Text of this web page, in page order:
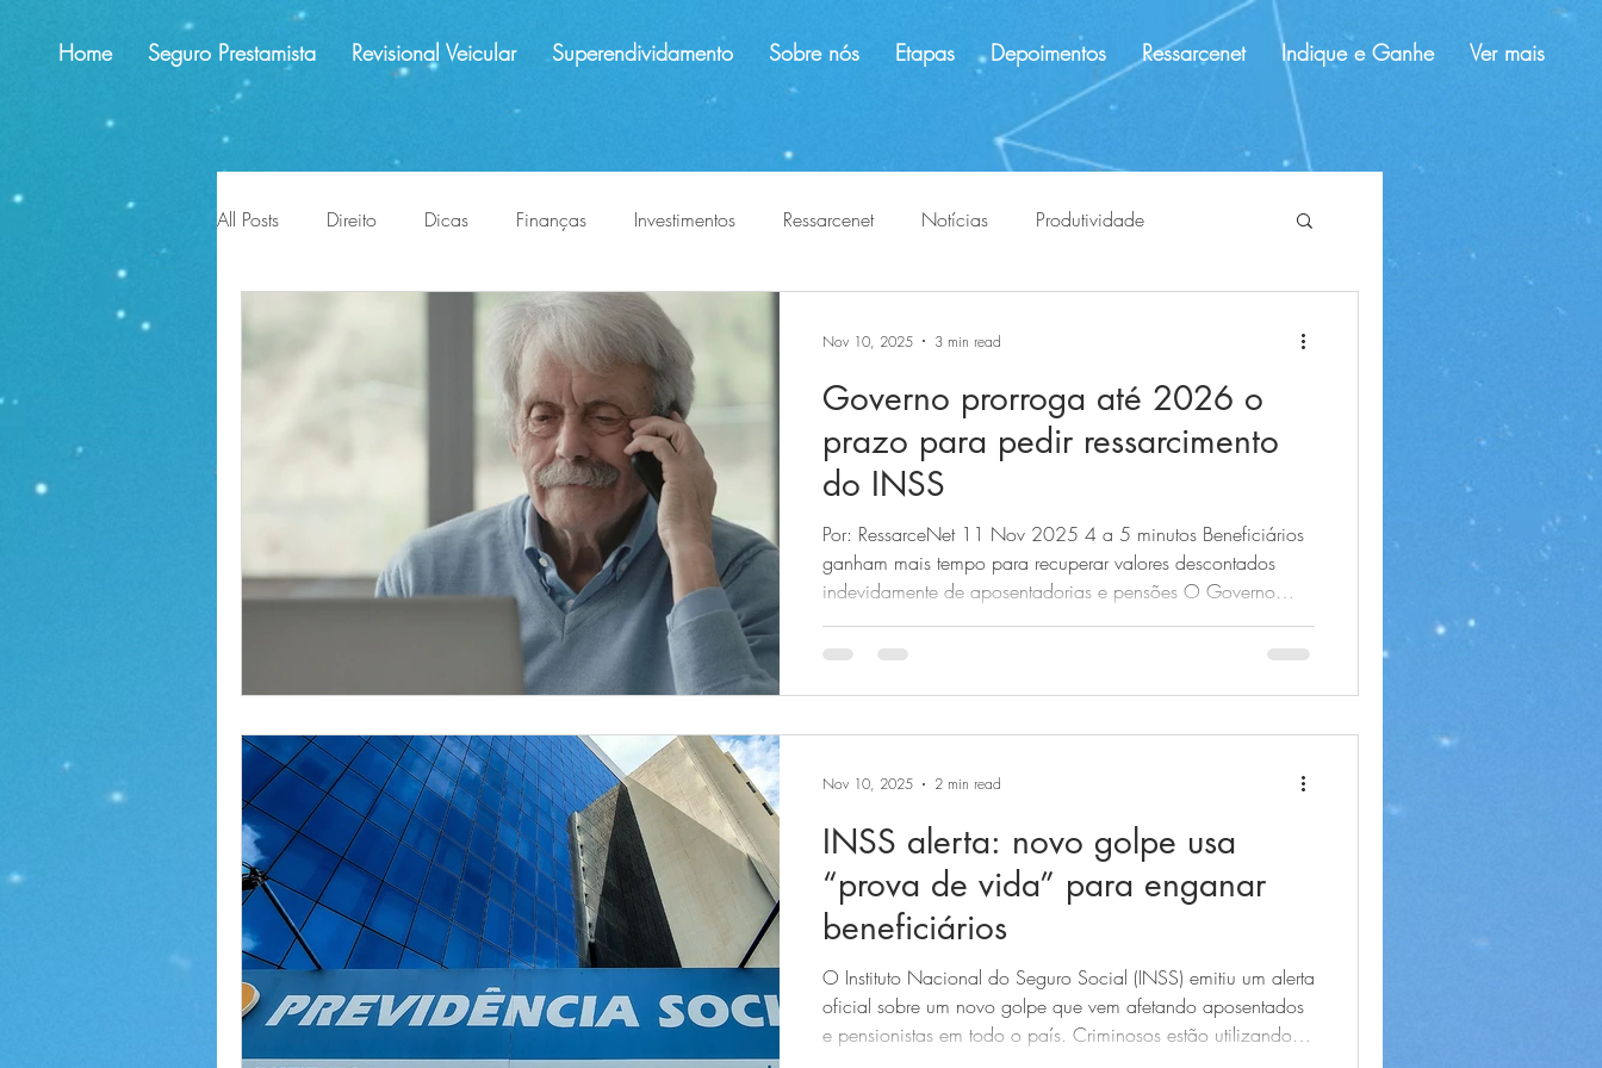
Home Seguro Prestamista Revisional Veicular Superendividamento Sobre nós Etapas Depoimentos Ressarcenet Indique e Ganhe Ver mais
All Posts Direito Dicas Finanças Investimentos Ressarcenet Notícias Produtividade
lligações indevidas
Governo prorroga até 2026 o
prazo para pedir ressarcimento
do INSS
Por: RessarceNet 11 Nov 2025 4 a 5 minutos Beneficiários
ganham mais tempo para recuperar valores descontados
indevidamente de aposentadorias e pensões O Governo
Federal anunciou a prorrogação do prazo para solicitação
de ressarcimento de valores descontados indevidamente de
devolução, segundo informações
Nov 10, 2025 3 min read
INSS alerta: novo golpe usa
“prova de vida” para enganar
beneficiários
O Instituto Nacional do Seguro Social (INSS) emitiu um alerta
oficial sobre um novo golpe que vem afetando aposentados
e pensionistas em todo o país. Criminosos estão utilizando o
Nov 10, 2025 2 min read